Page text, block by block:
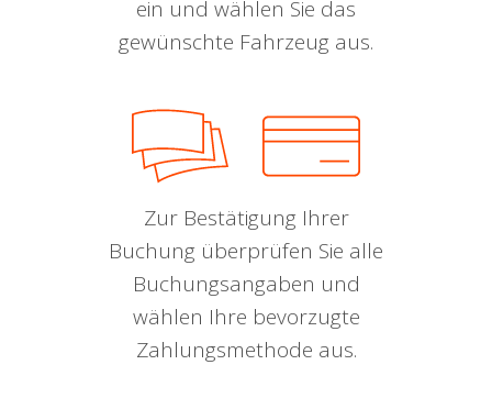
ein und wählen Sie das
gewünschte Fahrzeug aus.
Zur Bestätigung Ihrer
Buchung überprüfen Sie alle
Buchungsangaben und
wählen Ihre bevorzugte
Zahlungsmethode aus.